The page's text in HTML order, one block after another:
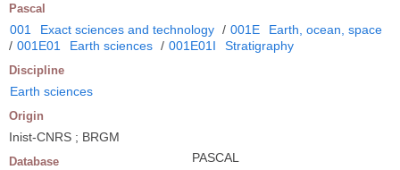
Pascal
001 Exact sciences and technology / 001E
Earth, ocean, space
/ 001E01 Earth sciences / 001E01I Stratigraphy
Discipline
Earth sciences
Origin
Inist-CNRS ; BRGM
Database PASCAL